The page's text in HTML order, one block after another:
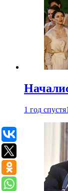
1 год спустя